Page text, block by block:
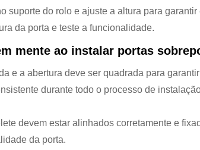
suporte do rolo e ajuste a altura para
da porta e teste a funcionalidade.
mente ao instalar portas
e a abertura deve ser quadrada para
durante todo o processo de
devem estar alinhados corretamente e
da porta.